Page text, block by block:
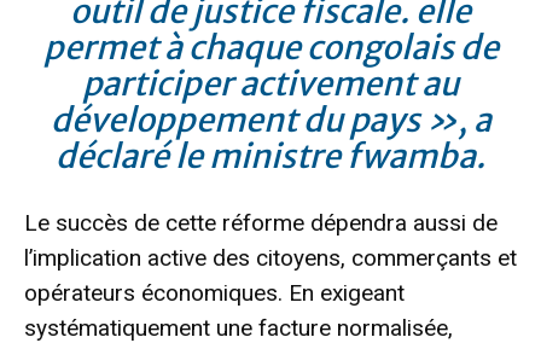
outil de justice fiscale. elle
permet à chaque congolais de
participer activement au
développement du pays », a
déclaré le ministre fwamba.
Le succès de cette réforme dépendra aussi de
l’implication active des citoyens, commerçants et
opérateurs économiques. En exigeant
systématiquement une facture normalisée,